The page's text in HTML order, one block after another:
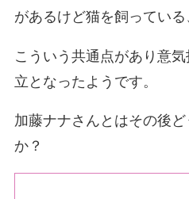
があるけど猫を飼っている
こういう共通点があり意
立となったようです。
加藤ナナさんとはその後
か？